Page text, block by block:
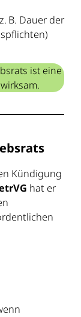
B. Dauer der
ist eine
Kündigung
hat er